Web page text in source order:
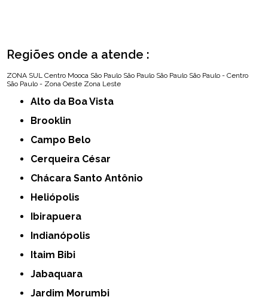
Regiões onde a atende :
ZONA SUL Centro Mooca São Paulo São Paulo São Paulo São Paulo - Centro
São Paulo - Zona Oeste Zona Leste
Alto da Boa Vista
Brooklin
Campo Belo
Cerqueira César
Chácara Santo Antônio
Heliópolis
Ibirapuera
Indianópolis
Itaim Bibi
Jabaquara
Jardim Morumbi